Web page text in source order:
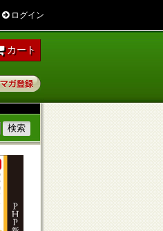
ログイン
カート